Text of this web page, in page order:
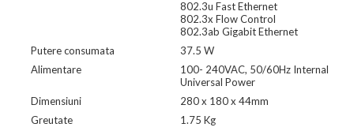
802.3u Fast Ethernet
802.3x Flow Control
802.3ab Gigabit Ethernet
Putere consumata
37.5 W
Alimentare
100- 240VAC, 50/60Hz Internal
Universal Power
Dimensiuni
280 x 180 x 44mm
Greutate
1.75 Kg